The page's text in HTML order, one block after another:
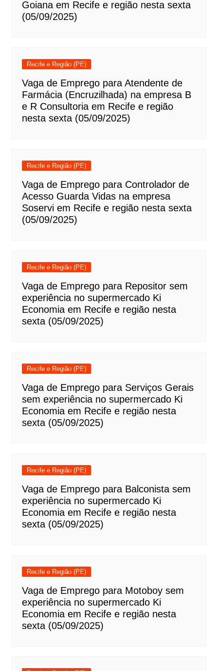
Goiana em Recife e região nesta sexta
(05/09/2025)
Recife e Região (PE)
Vaga de Emprego para Atendente de
Farmácia (Encruzilhada) na empresa B
e R Consultoria em Recife e região
nesta sexta (05/09/2025)
Recife e Região (PE)
Vaga de Emprego para Controlador de
Acesso Guarda Vidas na empresa
Soservi em Recife e região nesta sexta
(05/09/2025)
Recife e Região (PE)
Vaga de Emprego para Repositor sem
experiência no supermercado Ki
Economia em Recife e região nesta
sexta (05/09/2025)
Recife e Região (PE)
Vaga de Emprego para Serviços Gerais
sem experiência no supermercado Ki
Economia em Recife e região nesta
sexta (05/09/2025)
Recife e Região (PE)
Vaga de Emprego para Balconista sem
experiência no supermercado Ki
Economia em Recife e região nesta
sexta (05/09/2025)
Recife e Região (PE)
Vaga de Emprego para Motoboy sem
experiência no supermercado Ki
Economia em Recife e região nesta
sexta (05/09/2025)